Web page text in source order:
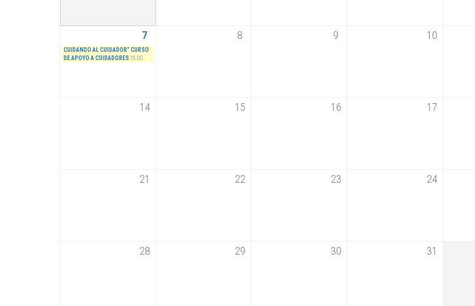
7 8 9 10
CUIDANDO AL CUIDADOR” CURSO
DE APOYO A CUIDADORES16:00
14 15 16 17
21 22 23 24
28 29 30 31